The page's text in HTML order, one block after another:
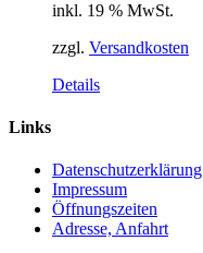
inkl. 19 % MwSt.
zzgl. Versandkosten
Details
Links
Datenschutzerklärung
Impressum
Öffnungszeiten
Adresse, Anfahrt